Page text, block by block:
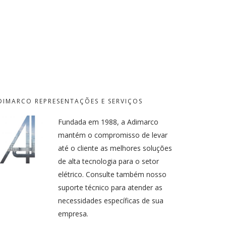
REPRESENTAÇÕES E SERVIÇOS
Fundada em 1988, a Adimarco
mantém o compromisso de levar
até o cliente as melhores soluções
de alta tecnologia para o setor
elétrico. Consulte também nosso
suporte técnico para atender as
necessidades específicas de sua
empresa.